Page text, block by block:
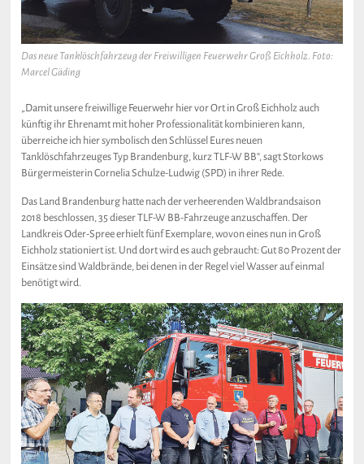
Das neue Tanklöschfahrzeug der Freiwilligen Feuerwehr Groß Eichholz. Foto:
Marcel Gäding
„Damit unsere freiwillige Feuerwehr hier vor Ort in Groß Eichholz auch
künftig ihr Ehrenamt mit hoher Professionalität kombinieren kann,
überreiche ich hier symbolisch den Schlüssel Eures neuen
Tanklöschfahrzeuges Typ Brandenburg, kurz TLF-W BB“, sagt Storkows
Bürgermeisterin Cornelia Schulze-Ludwig (SPD) in ihrer Rede.
Das Land Brandenburg hatte nach der verheerenden Waldbrandsaison
2018 beschlossen, 35 dieser TLF-W BB-Fahrzeuge anzuschaffen. Der
Landkreis Oder-Spree erhielt fünf Exemplare, wovon eines nun in Groß
Eichholz stationiert ist. Und dort wird es auch gebraucht: Gut 80 Prozent der
Einsätze sind Waldbrände, bei denen in der Regel viel Wasser auf einmal
benötigt wird.